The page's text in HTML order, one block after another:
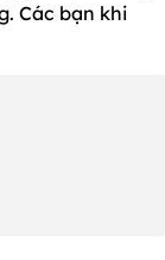
Các bạn khi